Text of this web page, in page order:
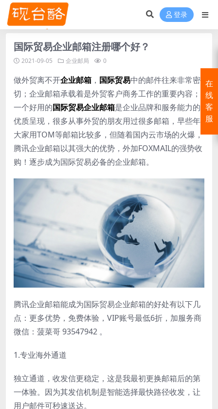
登录
国际贸易企业邮箱注册哪个好？
2021-09-05 企业邮局 0
做外贸离不开企业邮箱 ， 国际贸易中的邮件往来非常密
切；企业邮箱承载着是外贸客户商务工作的重要内容；
一个好用的国际贸易企业邮箱是企业品牌和服务能力的
优质呈现，很多从事外贸的朋友用过很多邮箱，早些年
大家用TOM等邮箱比较多，但随着国内云市场的火爆，
腾讯企业邮箱以其强大的优势，外加FOXMAIL的强势收
购！逐步成为国际贸易必备的企业邮箱。
腾讯企业邮箱能成为国际贸易企业邮箱的好处有以下几
点：更多优势，免费体验，VIP账号最低6折，加服务商
微信：菠菜哥 93547942 。
1.专业海外通道
独立通道，收发信更稳定，这是我最初更换邮箱后的第
一体验。因为其发信机制是智能选择最快路径收发，让
用户邮件可秒速送达。
在
线
客
服